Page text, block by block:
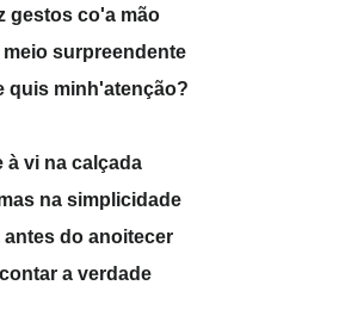
gestos co'a mão
meio surpreendente
quis minh'atenção?
à vi na calçada
na simplicidade
antes do anoitecer
a verdade